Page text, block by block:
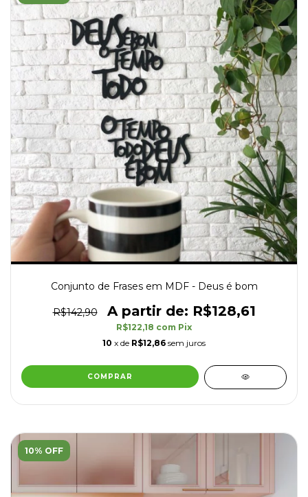
Conjunto de Frases em MDF - Deus é bom
R$142,90 R$128,61
R$122,18 com Pix
10 x de R$12,86 sem juros
10% OFF